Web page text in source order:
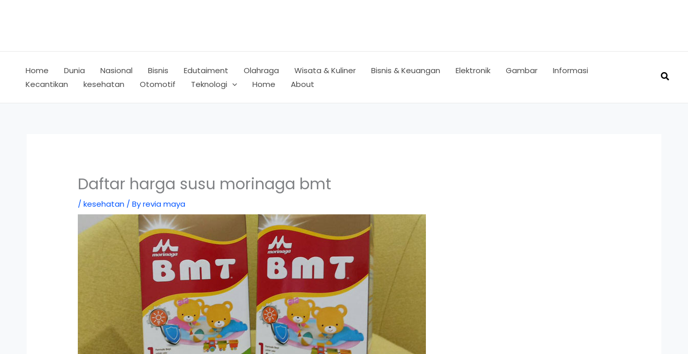
Home Dunia Nasional Bisnis Edutaiment Olahraga Wisata & Kuliner Bisnis & Keuangan Elektronik Gambar
Informasi
Kecantikan
kesehatan Otomotif Teknologi Home About
Daftar harga susu morinaga bmt
/kesehatan / Byrevia maya